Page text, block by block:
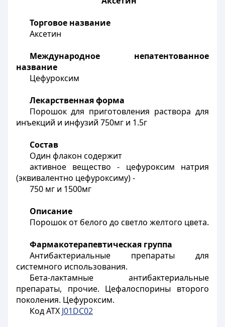
Торговое название
Аксетин
Международное непатентованное
название
Цефуроксим
Лекарственная форма
Порошок для приготовления раствора для
инъекций и инфузий 750мг и 1.5г
Состав
Один флакон содержит
активное вещество - цефуроксим натрия
(эквивалентно цефуроксиму) -
750 мг и 1500мг
Описание
Порошок от белого до светло желтого цвета.
Фармакотерапевтическая группа
Антибактериальные препараты для
системного использования.
Бета-лактамные антибактериальные
препараты, прочие. Цефалоспорины второго
поколения. Цефуроксим.
Код АТХ J01DC02